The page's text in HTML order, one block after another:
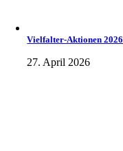
Vielfalter-Aktionen 2026
27. April 2026